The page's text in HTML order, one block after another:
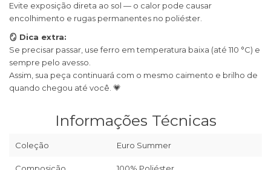
Evite exposição direta ao sol — o calor pode causar
encolhimento e rugas permanentes no poliéster.
🪞 Dica extra:
Se precisar passar, use ferro em temperatura baixa (até 110 °C) e
sempre pelo avesso.
Assim, sua peça continuará com o mesmo caimento e brilho de
quando chegou até você. 💗
Informações Técnicas
Coleção Euro Summer